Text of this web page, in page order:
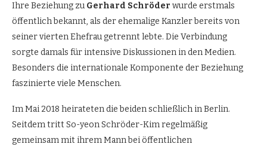
Ihre Beziehung zu Gerhard Schröder wurde erstmals
öffentlich bekannt, als der ehemalige Kanzler bereits von
seiner vierten Ehefrau getrennt lebte. Die Verbindung
sorgte damals für intensive Diskussionen in den Medien.
Besonders die internationale Komponente der Beziehung
faszinierte viele Menschen.
Im Mai 2018 heirateten die beiden schließlich in Berlin.
Seitdem tritt So-yeon Schröder-Kim regelmäßig
gemeinsam mit ihrem Mann bei öffentlichen